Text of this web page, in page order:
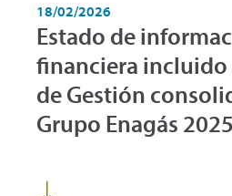
18/02/2026
Estado de
financiera incluido
de Gestión
Grupo Enagás 2025